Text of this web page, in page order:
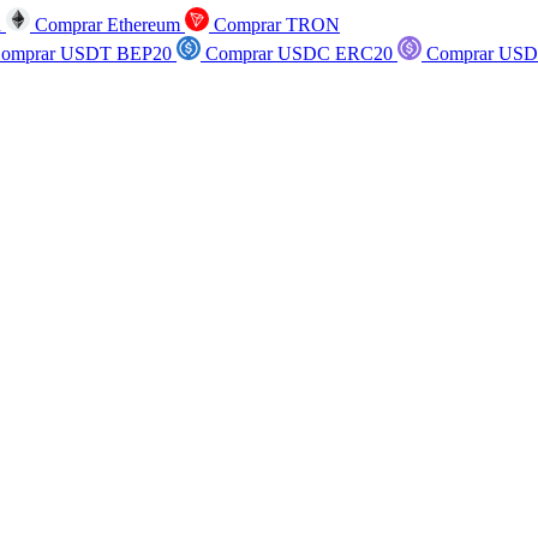
Comprar Ethereum
Comprar TRON
USDT BEP20
Comprar USDC ERC20 Comprar